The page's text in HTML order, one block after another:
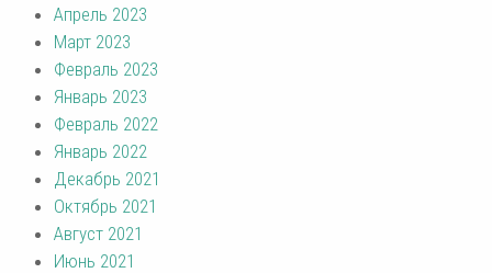
Апрель 2023
Март 2023
Февраль 2023
Январь 2023
Февраль 2022
Январь 2022
Декабрь 2021
Октябрь 2021
Август 2021
Июнь 2021